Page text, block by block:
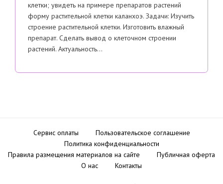
клетки; увидеть на примере препаратов растений
форму растительной клетки каланхоэ. Задачи: Изучить
строение растительной клетки. Изготовить влажный
препарат. Сделать вывод о клеточном строении
растений. Актуальность…
Сервис оплаты
Пользовательское соглашение
Политика конфиденциальности
Правила размещения материалов на сайте
Публичная оферта
О нас
Контакты